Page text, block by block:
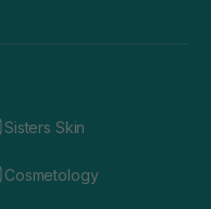
Sisters Skin
Cosmetology